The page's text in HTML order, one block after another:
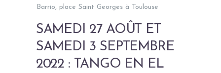
Barrio, place Saint Georges à Toulouse
SAMEDI 27 AOÛT ET
SAMEDI 3 SEPTEMBRE
2022 : TANGO EN EL